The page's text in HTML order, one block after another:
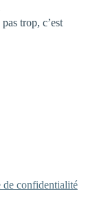
trop, c’est
de confidentialité